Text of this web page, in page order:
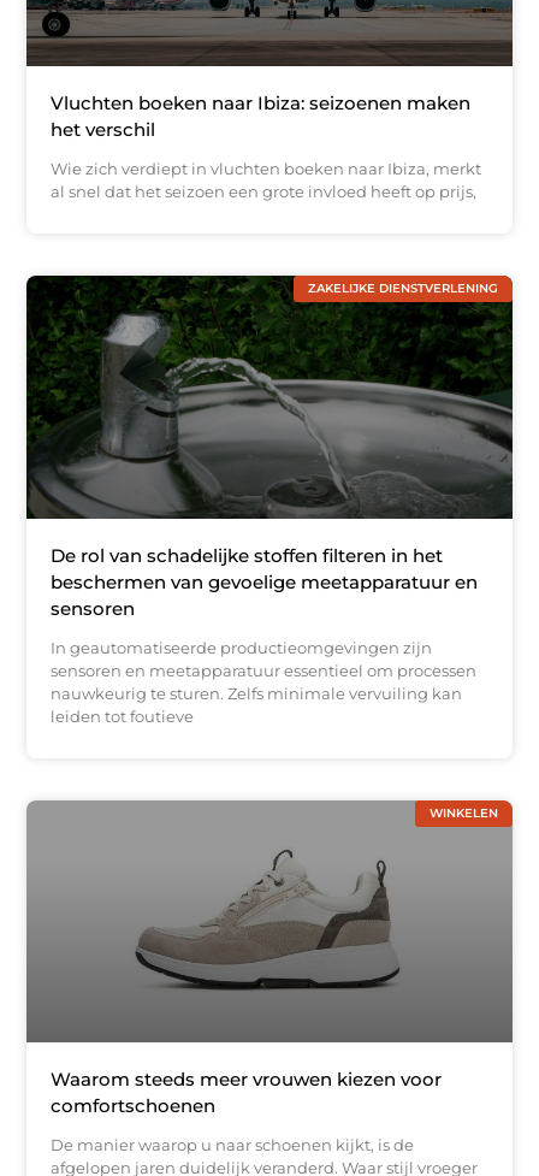
Vluchten boeken naar Ibiza: seizoenen maken
het verschil
Wie zich verdiept in vluchten boeken naar Ibiza, merkt
al snel dat het seizoen een grote invloed heeft op prijs,
ZAKELIJKE DIENSTVERLENING
De rol van schadelijke stoffen filteren in het
beschermen van gevoelige meetapparatuur en
sensoren
In geautomatiseerde productieomgevingen zijn
sensoren en meetapparatuur essentieel om processen
nauwkeurig te sturen. Zelfs minimale vervuiling kan
leiden tot foutieve
WINKELEN
Waarom steeds meer vrouwen kiezen voor
comfortschoenen
De manier waarop u naar schoenen kijkt, is de
afgelopen jaren duidelijk veranderd. Waar stijl vroeger